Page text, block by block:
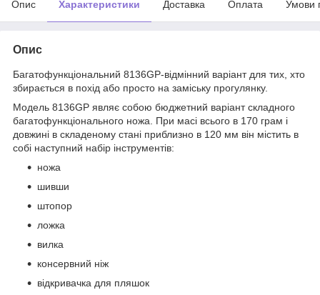
Опис Характеристики Доставка Оплата Умови
Опис
Багатофункціональний 8136GP-відмінний варіант для тих, хто
збирається в похід або просто на заміську прогулянку.
Модель 8136GP являє собою бюджетний варіант складного
багатофункціонального ножа. При масі всього в 170 грам і
довжині в складеному стані приблизно в 120 мм він містить в
собі наступний набір інструментів:
ножа
шивши
штопор
ложка
вилка
консервний ніж
відкривачка для пляшок